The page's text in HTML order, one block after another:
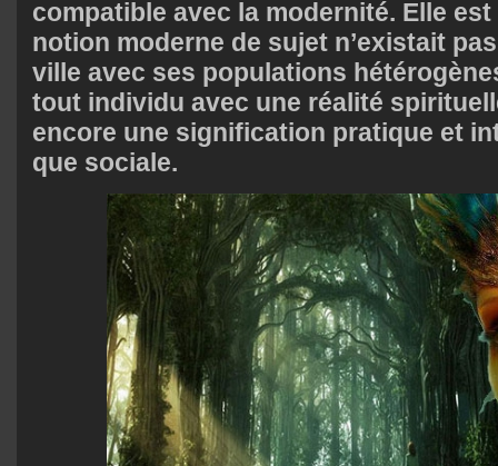
compatible avec la modernité. Elle est
notion moderne de sujet n’existait
ville avec ses populations
tout individu avec une réalité
encore une signification pratique et
que sociale.